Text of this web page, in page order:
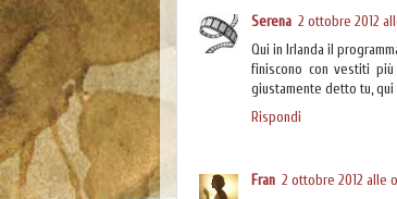
Serena 2 ottobre 2012
Qui in Irlanda il
finiscono con vestiti
giustamente detto tu, qui
Rispondi
Fran 2 ottobre 2012 alle